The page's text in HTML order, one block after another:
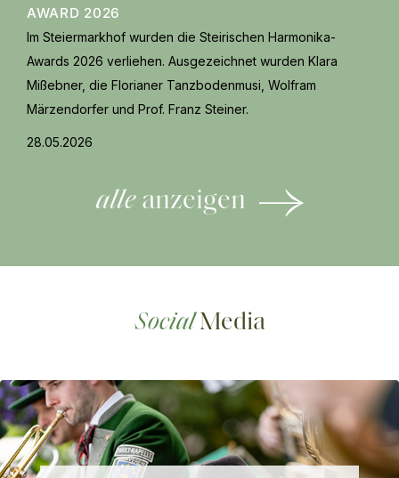
AWARD 2026
Im Steiermarkhof wurden die Steirischen Harmonika-
Awards 2026 verliehen. Ausgezeichnet wurden Klara
Mißebner, die Florianer Tanzbodenmusi, Wolfram
Märzendorfer und Prof. Franz Steiner.
28.05.2026
alle anzeigen
SocialMedia